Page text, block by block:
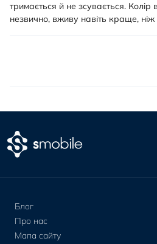
тримається й не зсувається. Колір
незвично, вживу навіть краще,
Блог
Про нас
Мапа сайту